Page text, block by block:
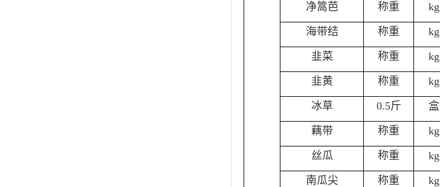
净篙芭 称重 kg
海带结 称重 kg
韭菜 称重 kg
韭黄 称重 kg
冰草 0.5斤 盒
藕带 称重 kg
丝瓜 称重 kg
南瓜尖 称重 kg